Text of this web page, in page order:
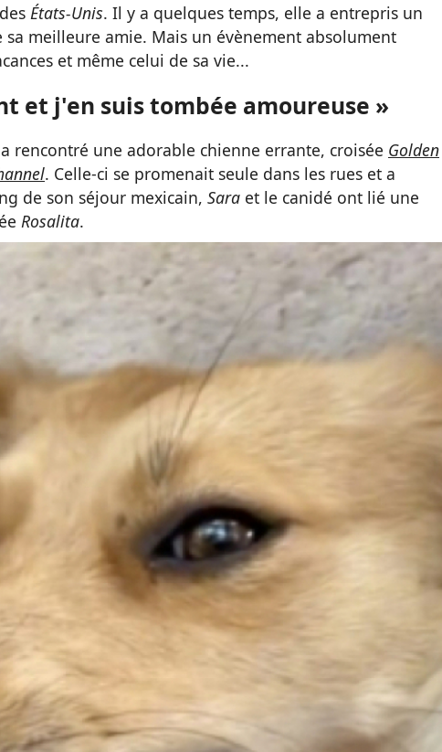
États-Unis. Il y a quelques temps, elle a entrepris un
sa meilleure amie. Mais un évènement absolument
et même celui de sa vie...
et j'en suis tombée amoureuse »
a rencontré une adorable chienne errante, croisée Golden
. Celle-ci se promenait seule dans les rues et a
de son séjour mexicain, Sara et le canidé ont lié une
Rosalita.